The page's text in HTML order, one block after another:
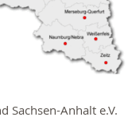
Sachsen-Anhalt e.V.